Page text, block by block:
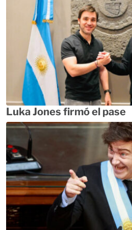
Luka Jones firmó el pase